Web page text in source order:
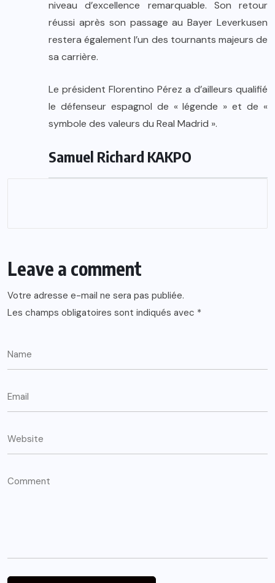
niveau d’excellence remarquable. Son retour
réussi après son passage au Bayer Leverkusen
restera également l’un des tournants majeurs de
sa carrière.
Le président Florentino Pérez a d’ailleurs qualifié
le défenseur espagnol de « légende » et de «
symbole des valeurs du Real Madrid ».
Samuel Richard KAKPO
Leave a comment
Votre adresse e-mail ne sera pas publiée.
Les champs obligatoires sont indiqués avec *